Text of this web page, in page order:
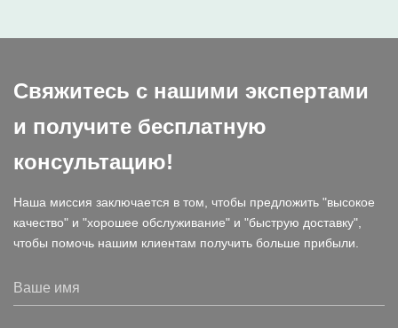
Свяжитесь с нашими экспертами
и получите бесплатную
консультацию!
Наша миссия заключается в том, чтобы предложить "высокое
качество" и "хорошее обслуживание" и "быструю доставку",
чтобы помочь нашим клиентам получить больше прибыли.